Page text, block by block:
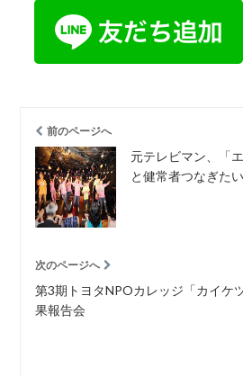
前のページへ
元テレビマン、「
と健常者つなぎたい
次のページへ
第3期トヨタNPOカレッジ「カイケ
果報告会